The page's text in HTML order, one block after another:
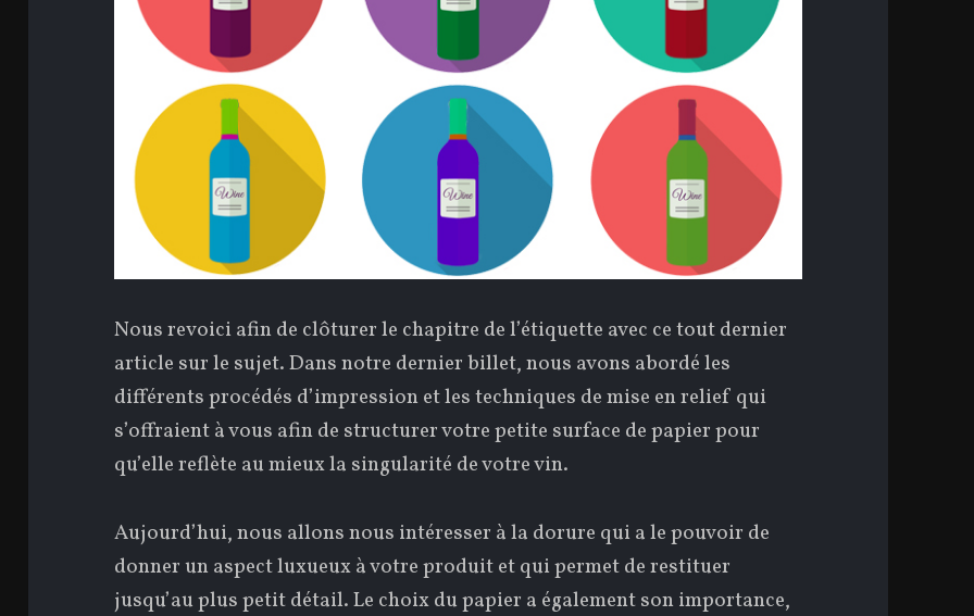
Nous revoici afin de clôturer le chapitre de l’étiquette avec ce tout dernier
article sur le sujet. Dans notre dernier billet, nous avons abordé les
différents procédés d’impression et les techniques de mise en relief qui
s’offraient à vous afin de structurer votre petite surface de papier pour
qu’elle reflète au mieux la singularité de votre vin.
Aujourd’hui, nous allons nous intéresser à la dorure qui a le pouvoir de
donner un aspect luxueux à votre produit et qui permet de restituer
jusqu’au plus petit détail. Le choix du papier a également son importance,